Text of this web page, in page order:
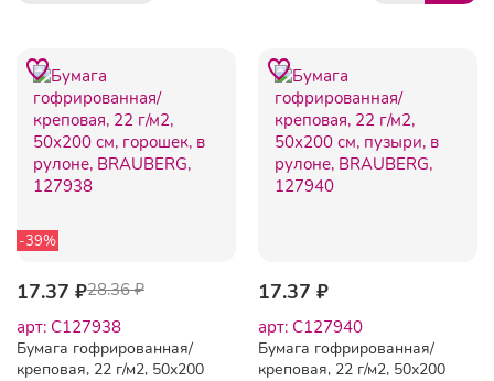
-39%
17.37 ₽28.36 ₽
арт: C127938
Бумага гофрированная/
креповая, 22 г/м2, 50х200
17.37 ₽
арт: C127940
Бумага гофрированная/
креповая, 22 г/м2, 50х200